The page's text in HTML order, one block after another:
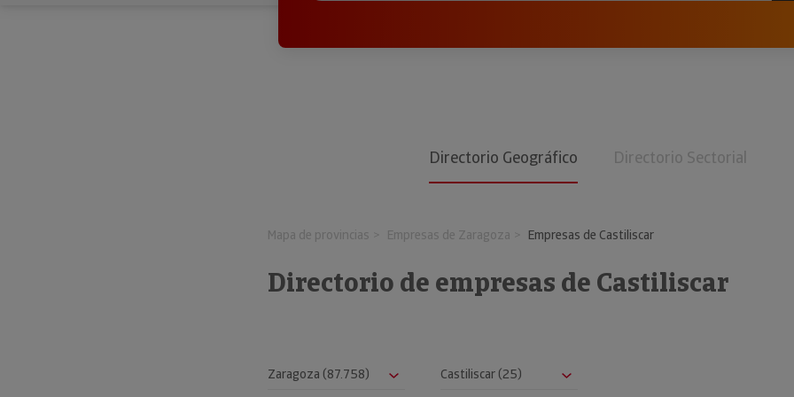
Directorio Geográfico Directorio Sectorial
Mapa de provincias Empresas de Zaragoza Empresas de Castiliscar
Directorio de empresas de Castiliscar